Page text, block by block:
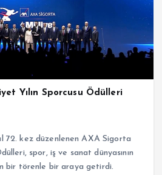
Yılın Sporcusu Ödülleri
72. kez düzenlenen AXA Sigorta
spor, iş ve sanat dünyasının
bir törenle bir araya getirdi.